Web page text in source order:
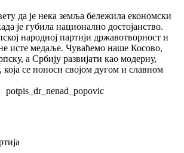
да је нека земља бележила економски
је губила национално достојанство.
народној партији државотворност и
исте медаље. Чуваћемо наше Косово,
а Србију развијати као модерну,
се поноси својом дугом и славном